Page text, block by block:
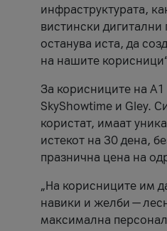
инфраструктурата,
вистински
останува иста, да
на нашите
За корисниците на
SkyShowtime и Gley.
користат, имаат
истекот на 30 дена,
празнична цена на
„На корисниците им
навики и желби —
максимална